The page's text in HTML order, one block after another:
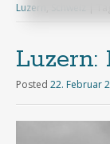
Luzern
Luzern:
Posted 22. Februar